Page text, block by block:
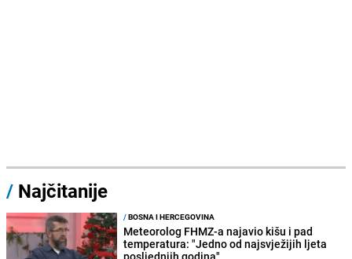
/ Najčitanije
/BOSNA I HERCEGOVINA
Meteorolog FHMZ-a najavio kišu i pad
temperatura: "Jedno od najsvježijih ljeta